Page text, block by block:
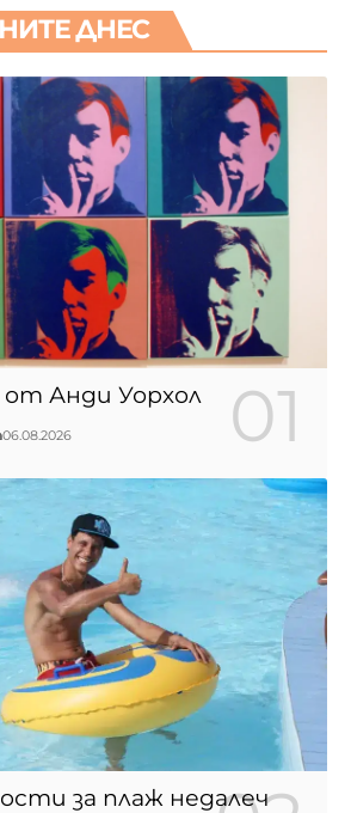
ДНЕС
Анди Уорхол
06.08.2026
за плаж недалеч